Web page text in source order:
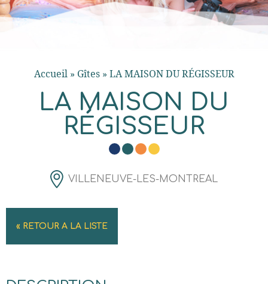
Accueil» Gîtes» LA MAISON DU RÉGISSEUR
LA MAISON DU
RÉGISSEUR
VILLENEUVE-LES-MONTREAL
« RETOUR A LA LISTE